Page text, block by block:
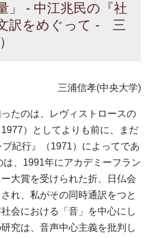
」 - 中江兆民の『社
訳をめぐって - 三
三浦信孝(中央大学)
たのは、レヴィストロースの
1977）としてよりも前に、まだ
紀行』（1971）によってであ
は、1991年にアカデミーフラン
大賞を受けられた折、日仏会
れ、私がその同時通訳をつと
会における「音」を中心にし
究は、音声中心主義を批判し